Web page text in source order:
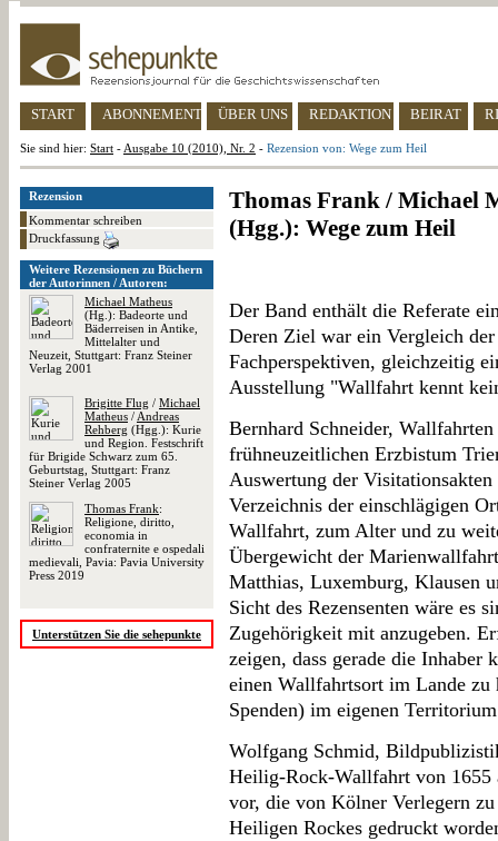
START ABONNEMENT ÜBER UNS REDAKTION BEIRAT
Sie sind hier: Start - Ausgabe 10 (2010), Nr. 2 - Rezension von: Wege zum Heil
Rezension
Kommentar schreiben
Druckfassung
Weitere Rezensionen zu Büchern
der Autorinnen / Autoren:
Michael Matheus
(Hg.): Badeorte und
Bäderreisen in Antike,
Mittelalter und
Neuzeit, Stuttgart: Franz Steiner
Verlag 2001
Brigitte Flug / Michael
Matheus / Andreas
Rehberg (Hgg.): Kurie
und Region. Festschrift
für Brigide Schwarz zum 65.
Geburtstag, Stuttgart: Franz
Steiner Verlag 2005
Thomas Frank:
Religione, diritto,
economia in
confraternite e ospedali
medievali, Pavia: Pavia University
Press 2019
Unterstützen Sie die sehepunkte
Thomas Frank / Michael
(Hgg.): Wege zum Heil
Der Band enthält die Referate
Deren Ziel war ein Vergleich
Fachperspektiven, gleichzeitig
Ausstellung "Wallfahrt kennt
Bernhard Schneider,
frühneuzeitlichen Erzbistum
Auswertung der
Verzeichnis der einschlägigen
Wallfahrt, zum Alter und zu
Übergewicht der
Matthias, Luxemburg, Klausen
Sicht des Rezensenten wäre es
Zugehörigkeit mit anzugeben.
zeigen, dass gerade die
einen Wallfahrtsort im Lande zu
Spenden) im eigenen
Wolfgang Schmid,
Heilig-Rock-Wallfahrt von 1655
vor, die von Kölner Verlegern
Heiligen Rockes gedruckt